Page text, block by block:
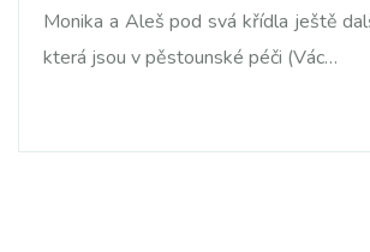
Monika a Aleš pod svá křídla ještě
která jsou v pěstounské péči (Vác…